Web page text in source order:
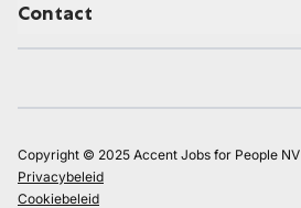
Contact
Copyright © 2025 Accent Jobs for People NV
Privacybeleid
Cookiebeleid